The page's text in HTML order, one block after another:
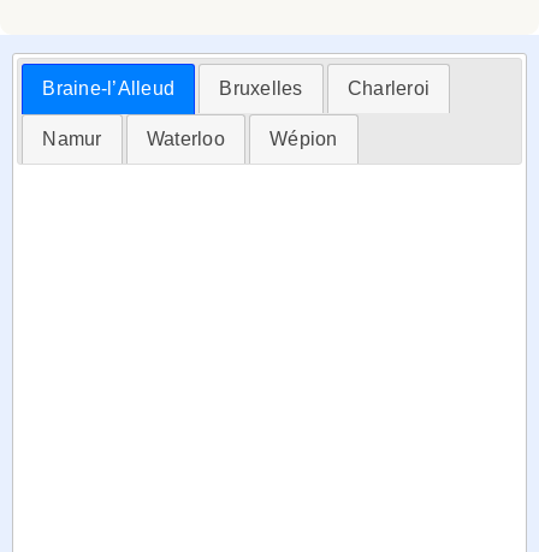
Braine-l’Alleud Bruxelles Charleroi
Namur Waterloo Wépion